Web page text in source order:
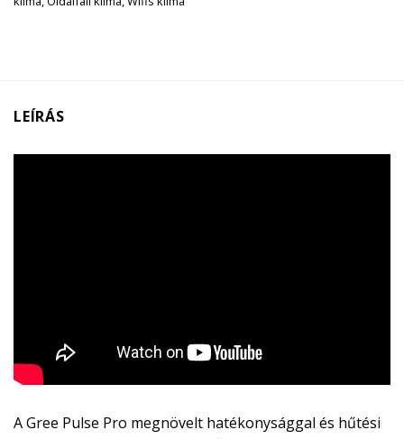
LEÍRÁS
A Gree Pulse Pro megnövelt hatékonysággal és hűtési